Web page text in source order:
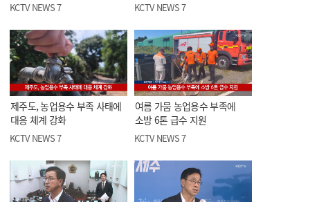
KCTV NEWS 7 KCTV NEWS 7
제주도, 농업용수 부족 사태에
대응 체계 강화
KCTV NEWS 7
여름 가뭄 농업용수 부족에
소방 6톤 급수 지원
KCTV NEWS 7